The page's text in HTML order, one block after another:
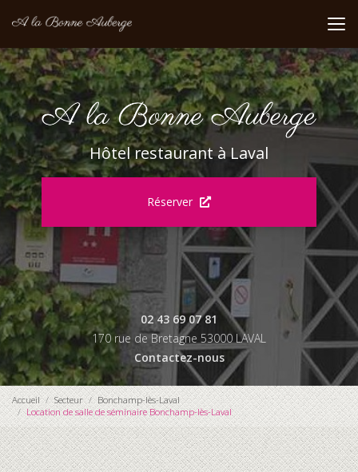
au
principal
Hôtel restaurant à Laval
Réserver
02 43 69 07 81
170 rue de Bretagne 53000 LAVAL
Contactez-nous
Accueil Secteur
Bonchamp-lès-Laval
Location de salle de séminaire Bonchamp-lès-Laval